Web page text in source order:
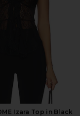
Izara Top in Black